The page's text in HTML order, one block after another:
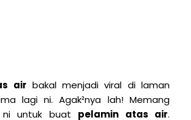
air bakal menjadi viral di laman
lagi ni. Agak²nya lah! Memang
untuk buat pelamin atas air.